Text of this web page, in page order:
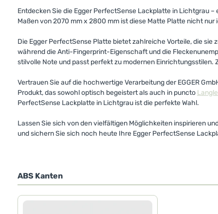
Entdecken Sie die Egger PerfectSense Lackplatte in Lichtgrau
Maßen von 2070 mm x 2800 mm ist diese Matte Platte nicht
Die Egger PerfectSense Platte bietet zahlreiche Vorteile, die
während die Anti-Fingerprint-Eigenschaft und die
stilvolle Note und passt perfekt zu modernen
Vertrauen Sie auf die hochwertige Verarbeitung der EGGER
Produkt, das sowohl optisch begeistert als auch in puncto
PerfectSense Lackplatte in Lichtgrau ist die perfekte Wahl.
Lassen Sie sich von den vielfältigen Möglichkeiten inspirieren
und sichern Sie sich noch heute Ihre Egger PerfectSense
ABS Kanten
Produktgalerie überspringen